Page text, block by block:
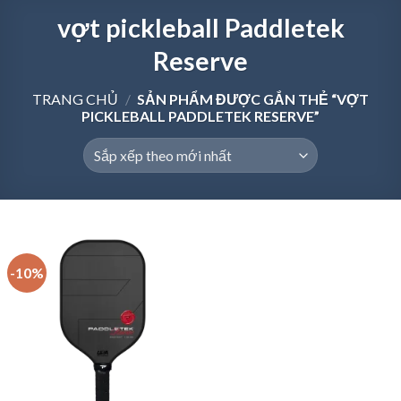
vợt pickleball Paddletek
Reserve
TRANG CHỦ / SẢN PHẨM ĐƯỢC GẮN THẺ “VỢT
PICKLEBALL PADDLETEK RESERVE”
-10%